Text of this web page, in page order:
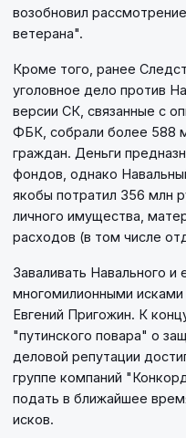
возобновил
ветерана".
Кроме того, ранее
уголовное дело против
версии СК, связанные с
ФБК, собрали более 588
граждан. Деньги
фондов, однако
якобы потратил 356 млн
личного имущества,
расходов (в том числе
Заваливать Навального и
многомилионными
Евгений Пригожин. К
"путинского повара" о
деловой репутации
группе компаний
подать в ближайшее
исков.